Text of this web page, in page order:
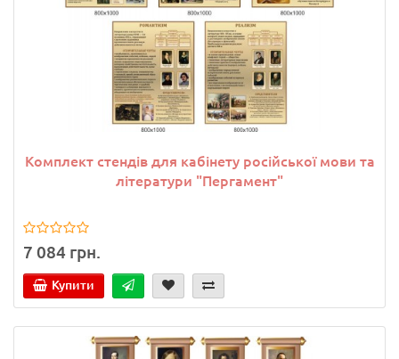
Комплект стендів для кабінету російської мови та
літератури "Пергамент"
7 084 грн.
Купити